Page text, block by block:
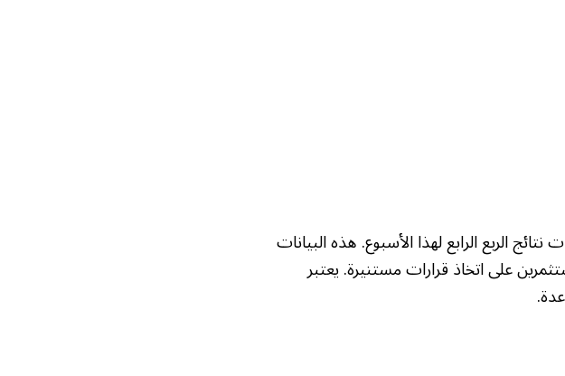
الربع الرابع لهذا الأسبوع. هذه البيانات
على اتخاذ قرارات مستنيرة. يعتبر